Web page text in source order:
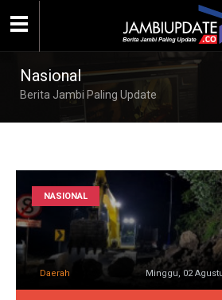
Nasional
Berita Jambi Paling Update
NASIONAL
Daerah Minggu, 02